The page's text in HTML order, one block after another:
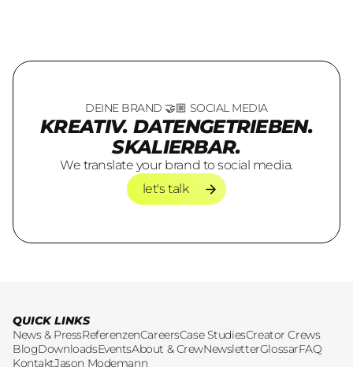
DEINE BRAND 🤝🏼 SOCIAL MEDIA
KREATIV. DATENGETRIEBEN.
SKALIERBAR.
We translate your brand to social media.
let's talk
let's talk
QUICK LINKS
News & PressReferenzenCareersCase StudiesCreator Crews
BlogDownloadsEventsAbout & CrewNewsletterGlossarFAQ
KontaktJason Modemann